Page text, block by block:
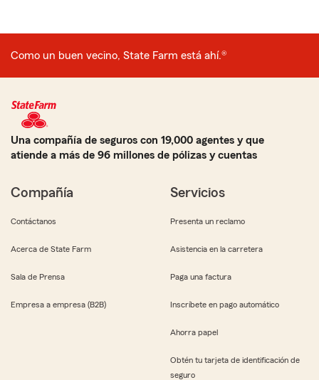
Como un buen vecino, State Farm está ahí.®
Una compañía de seguros con 19,000 agentes y que
atiende a más de 96 millones de pólizas y cuentas
Compañía
Contáctanos
Acerca de State Farm
Sala de Prensa
Empresa a empresa (B2B)
Servicios
Presenta un reclamo
Asistencia en la carretera
Paga una factura
Inscríbete en pago automático
Ahorra papel
Obtén tu tarjeta de identificación de
seguro